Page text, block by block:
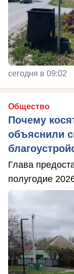
сегодня в 09:02
Общество
Почему
объяснили
Глава
полугодие